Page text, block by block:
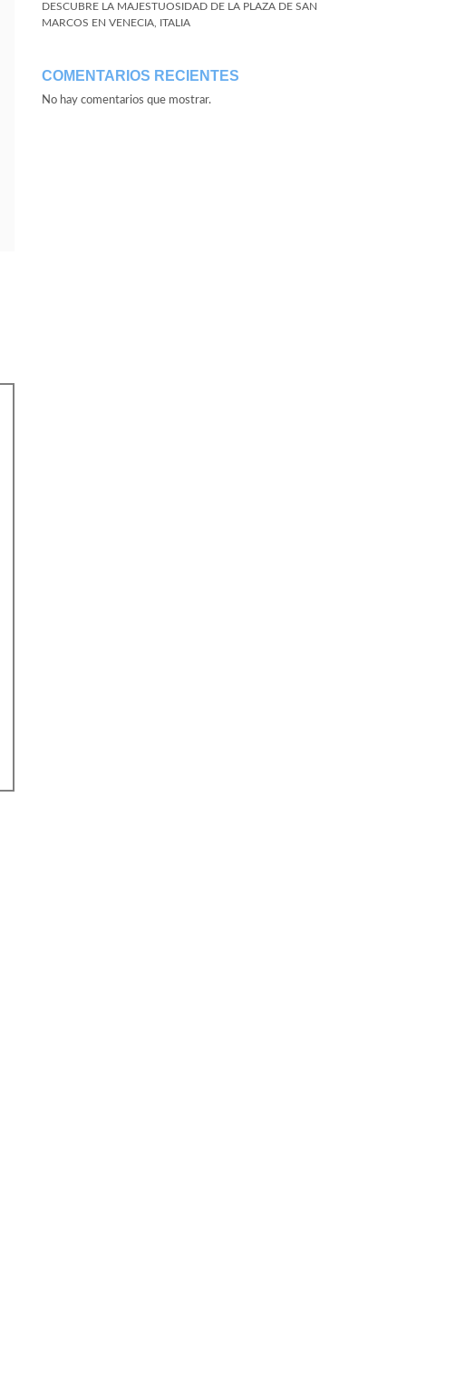
DESCUBRE LA MAJESTUOSIDAD DE LA PLAZA DE SAN
MARCOS EN VENECIA, ITALIA
COMENTARIOS RECIENTES
No hay comentarios que mostrar.